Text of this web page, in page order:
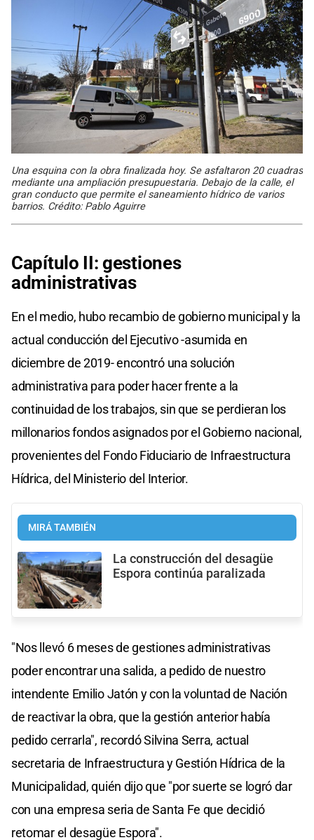
Una esquina con la obra finalizada hoy. Se asfaltaron 20 cuadras
mediante una ampliación presupuestaria. Debajo de la calle, el
gran conducto que permite el saneamiento hídrico de varios
barrios. Crédito: Pablo Aguirre
Capítulo II: gestiones
administrativas
En el medio, hubo recambio de gobierno municipal y la
actual conducción del Ejecutivo -asumida en
diciembre de 2019- encontró una solución
administrativa para poder hacer frente a la
continuidad de los trabajos, sin que se perdieran los
millonarios fondos asignados por el Gobierno nacional,
provenientes del Fondo Fiduciario de Infraestructura
Hídrica, del Ministerio del Interior.
MIRÁ TAMBIÉN
La construcción del desagüe
Espora continúa paralizada
"Nos llevó 6 meses de gestiones administrativas
poder encontrar una salida, a pedido de nuestro
intendente Emilio Jatón y con la voluntad de Nación
de reactivar la obra, que la gestión anterior había
pedido cerrarla", recordó Silvina Serra, actual
secretaria de Infraestructura y Gestión Hídrica de la
Municipalidad, quién dijo que "por suerte se logró dar
con una empresa seria de Santa Fe que decidió
retomar el desagüe Espora".